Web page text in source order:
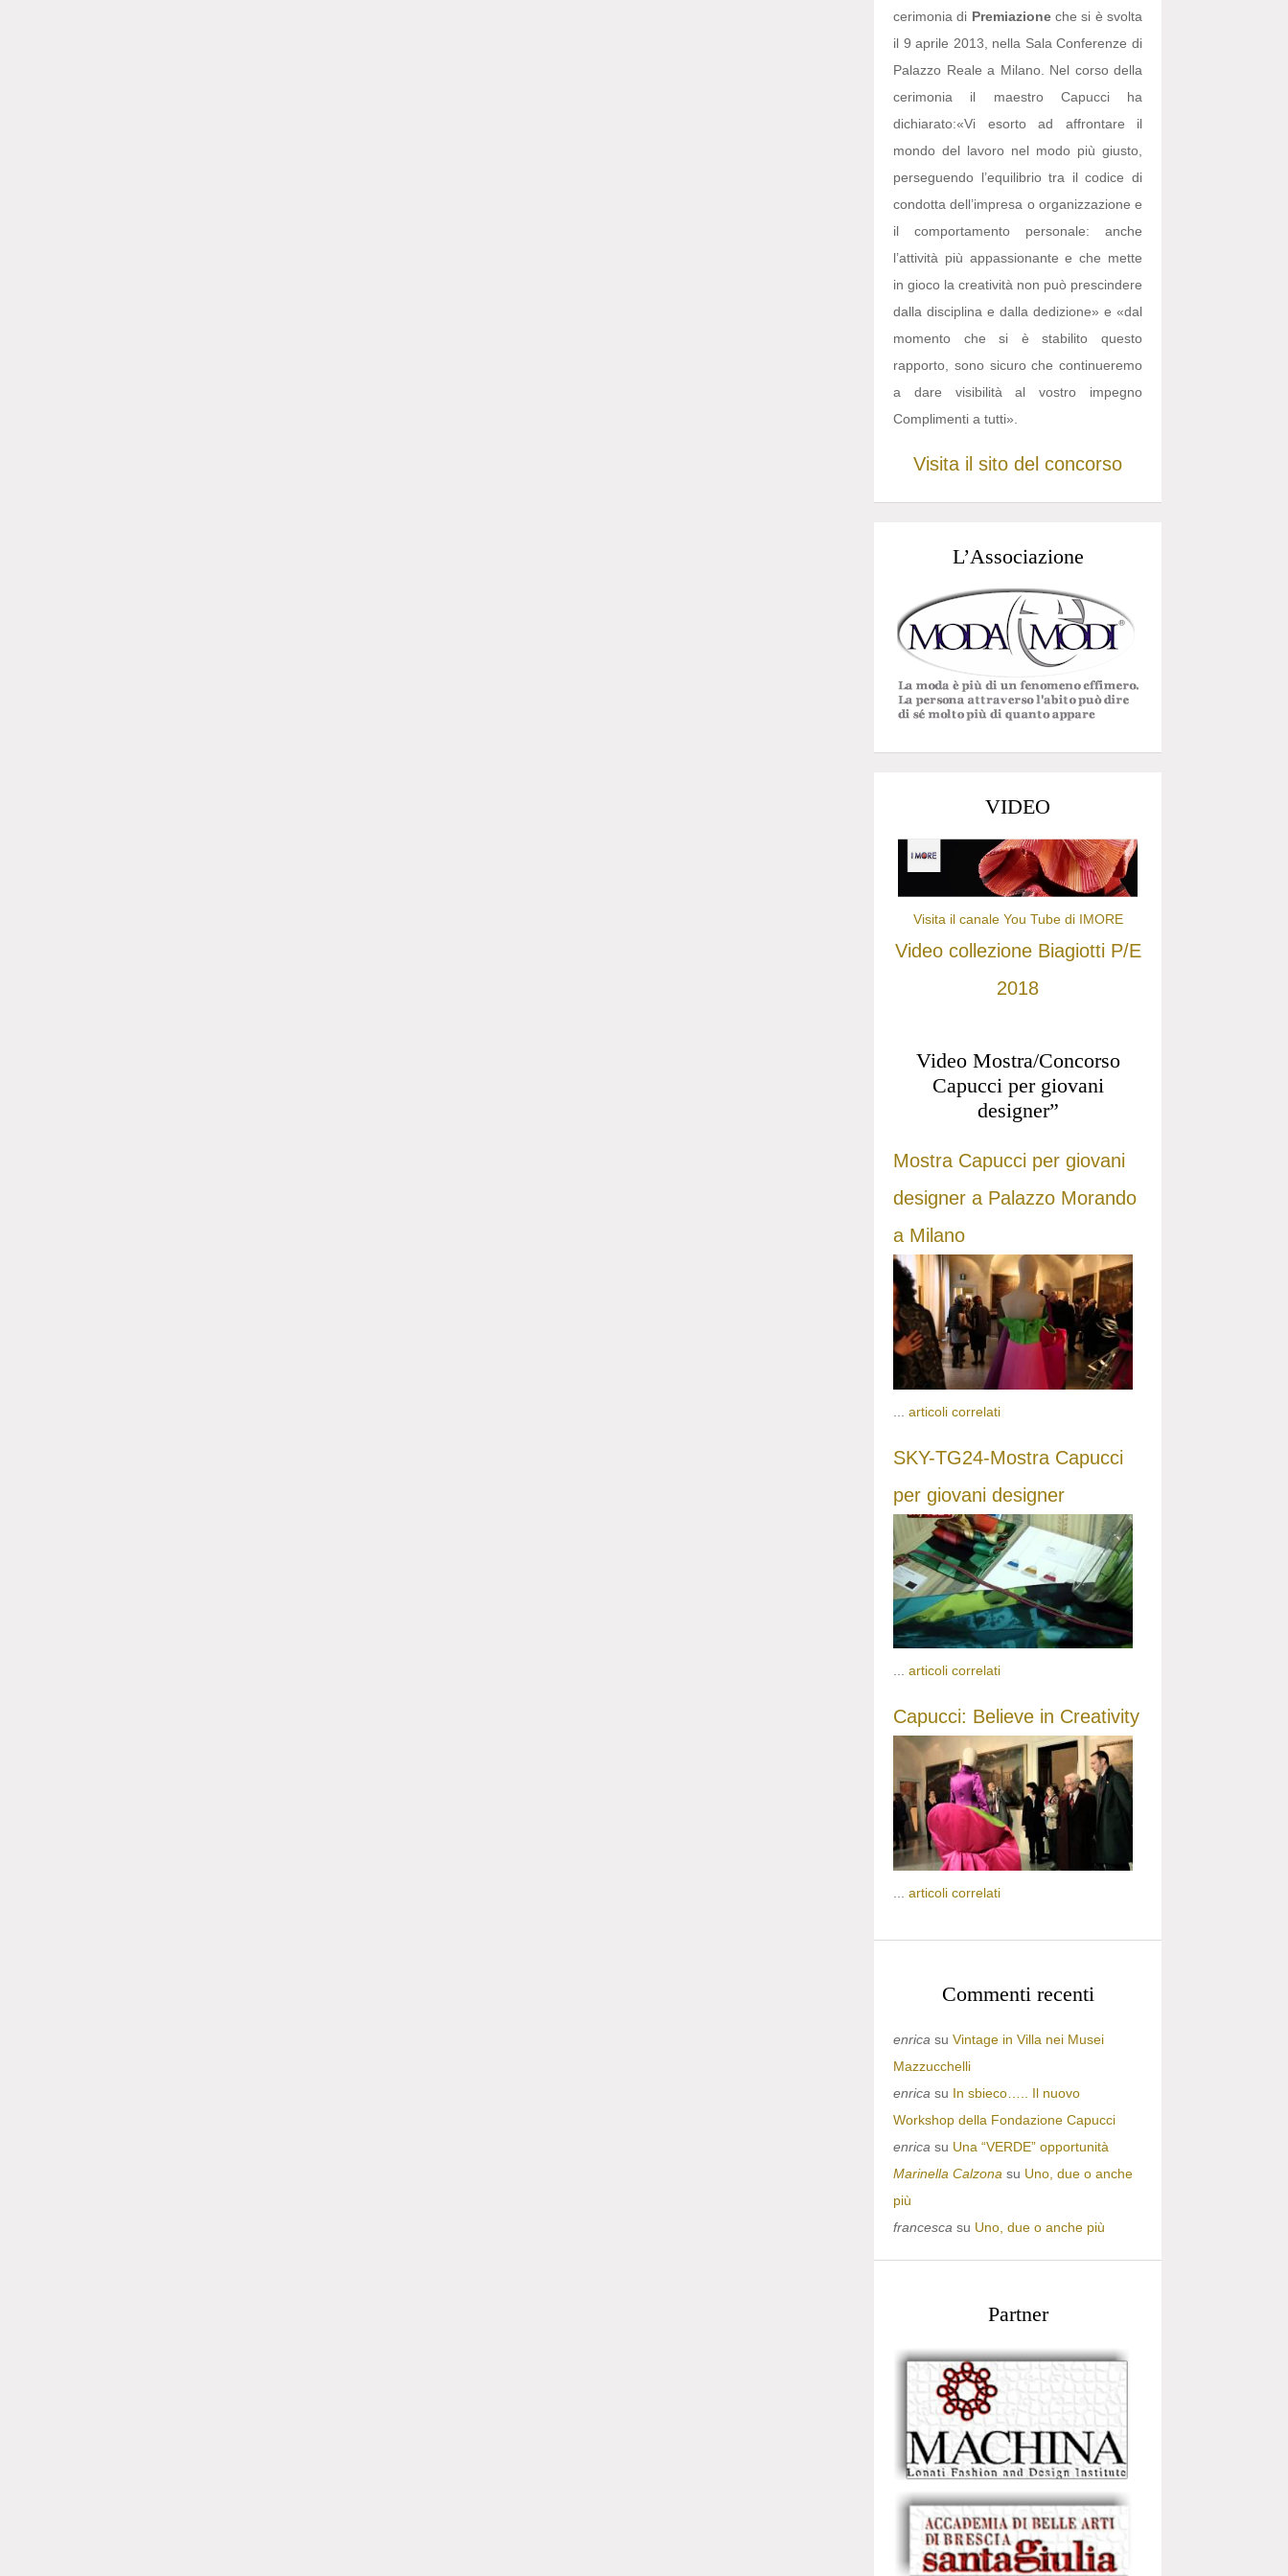
cerimonia di Premiazioneche si è svolta
il 9 aprile 2013, nella Sala Conferenze di
Palazzo Reale a Milano. Nel corso della
cerimonia il maestro Capucci ha
dichiarato:«Vi esorto ad affrontare il
mondo del lavoro nel modo più giusto,
perseguendo l’equilibrio tra il codice di
condotta dell’impresa o organizzazione e
il comportamento personale: anche
l’attività più appassionante e che mette
in gioco la creatività non può prescindere
dalla disciplina e dalla dedizione» e «dal
momento che si è stabilito questo
rapporto, sono sicuro che continueremo
a dare visibilità al vostro impegno
Complimenti a tutti».
Visita il sito del concorso
L’Associazione
VIDEO
Visita il canale You Tube di IMORE
Video collezione Biagiotti P/E
2018
Video Mostra/Concorso
Capucci per giovani
designer”
Mostra Capucci per giovani
designer a Palazzo Morando
a Milano
articoli correlati
SKY-TG24-Mostra Capucci
per giovani designer
... articoli correlati
Capucci: Believe in Creativity
articoli correlati
Commenti recenti
enrica su Vintage in Villa nei Musei
Mazzucchelli
enrica su In sbieco….. Il nuovo
Workshop della Fondazione Capucci
enrica su Una “VERDE” opportunità
Marinella Calzona su Uno, due o anche
più
francesca su Uno, due o anche più
Partner